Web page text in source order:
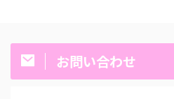
お問い合わせ